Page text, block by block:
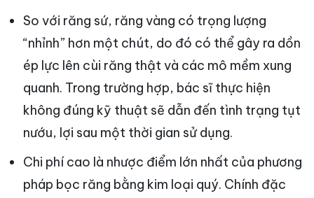
So với răng sứ, răng vàng có trọng lượng
“nhỉnh” hơn một chút, do đó có thể gây ra dồn
ép lực lên cùi răng thật và các mô mềm xung
quanh. Trong trường hợp, bác sĩ thực hiện
không đúng kỹ thuật sẽ dẫn đến tình trạng tụt
nướu, lợi sau một thời gian sử dụng.
Chi phí cao là nhược điểm lớn nhất của phương
pháp bọc răng bằng kim loại quý. Chính đặc